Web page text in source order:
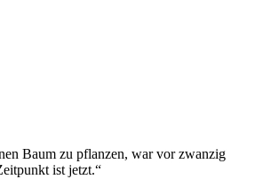
Baum zu pflanzen, war vor zwanzig
ist jetzt.“